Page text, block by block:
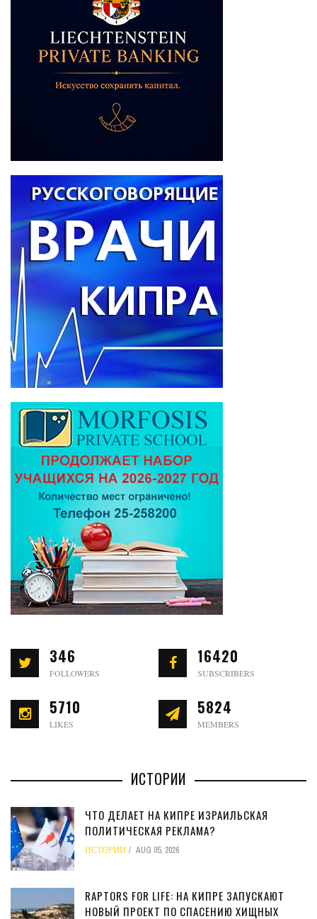
346
FOLLOWERS
16420
SUBSCRIBERS
5710
LIKES
5824
MEMBERS
ИСТОРИИ
ЧТО ДЕЛАЕТ НА КИПРЕ ИЗРАИЛЬСКАЯ
ПОЛИТИЧЕСКАЯ РЕКЛАМА?
ИСТОРИИ AUG 05, 2026
RAPTORS FOR LIFE: НА КИПРЕ ЗАПУСКАЮТ
НОВЫЙ ПРОЕКТ ПО СПАСЕНИЮ ХИЩНЫХ